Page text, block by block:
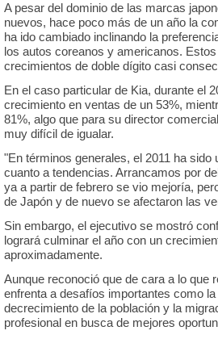
A pesar del dominio de las marcas
nuevos, hace poco más de un año la
ha ido cambiado inclinando la
los autos coreanos y americanos.
crecimientos de doble dígito casi
En el caso particular de Kia, durante el
crecimiento en ventas de un 53%,
81%, algo que para su director
muy difícil de igualar.
"En términos generales, el 2011 ha sido
cuanto a tendencias. Arrancamos por
ya a partir de febrero se vio mejoría,
de Japón y de nuevo se afectaron las
Sin embargo, el ejecutivo se mostró
logrará culminar el año con un
aproximadamente.
Aunque reconoció que de cara a lo que
enfrenta a desafíos importantes como
decrecimiento de la población y la
profesional en busca de mejores